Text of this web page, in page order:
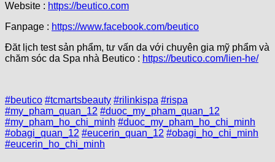
Website : https://beutico.com
Fanpage : https://www.facebook.com/beutico
Đăt lịch test sản phẩm, tư vấn da với chuyên gia mỹ phẩm và
chăm sóc da Spa nhà Beutico : https://beutico.com/lien-he/
#beutico #tcmartsbeauty #rilinkispa #rispa
#my_pham_quan_12 #duoc_my_pham_quan_12
#my_pham_ho_chi_minh #duoc_my_pham_ho_chi_minh
#obagi_quan_12 #eucerin_quan_12 #obagi_ho_chi_minh
#eucerin_ho_chi_minh